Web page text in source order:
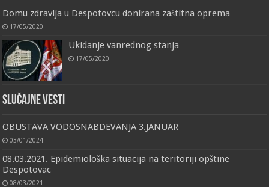
Domu zdravlja u Despotovcu donirana zaštitna oprema
17/05/2020
Ukidanje vanrednog stanja
17/05/2020
Slučajne vesti
OBUSTAVA VODOSNABDEVANJA 3.JANUAR
03/01/2024
08.03.2021. Epidemiološka situacija na teritoriji opštine
Despotovac
08/03/2021